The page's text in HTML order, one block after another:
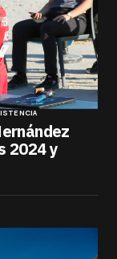
2024 y